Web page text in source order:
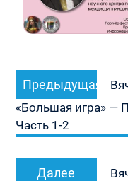
по
записям
Предыдущая
«Большая игра» —
Часть 1-2
Далее